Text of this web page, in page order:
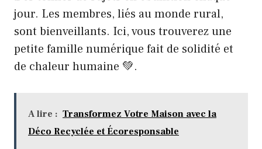
jour. Les membres, liés au monde rural,
sont bienveillants. Ici, vous trouverez une
petite famille numérique fait de solidité et
de chaleur humaine 💚.
A lire : Transformez Votre Maison avec la
Déco Recyclée et Écoresponsable